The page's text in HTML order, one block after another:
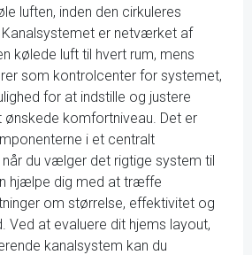
luften, inden den cirkuleres
er netværket af
kølede luft til hvert rum, mens
som kontrolcenter for systemet,
for at indstille og justere
ønskede komfortniveau. Det er
i et centralt
du vælger det rigtige system til
hjælpe dig med at træffe
om størrelse, effektivitet og
Ved at evaluere dit hjems layout,
kanalsystem kan du